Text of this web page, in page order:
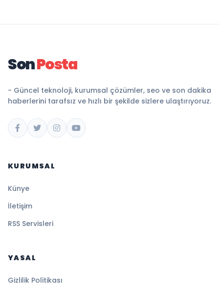
SonPosta
- Güncel teknoloji, kurumsal çözümler, seo ve son dakika
haberlerini tarafsız ve hızlı bir şekilde sizlere ulaştırıyoruz.
KURUMSAL
Künye
İletişim
RSS Servisleri
YASAL
Gizlilik Politikası